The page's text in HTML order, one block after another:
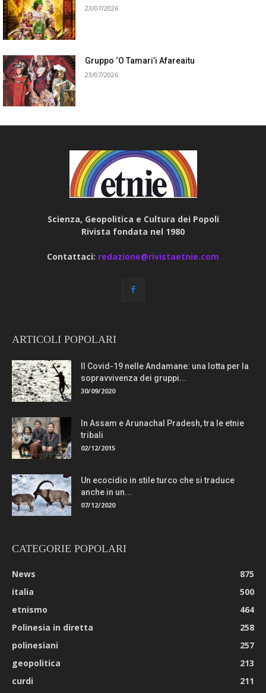
23/07/2026
Gruppo ‘O Tamari’i Afareaitu
23/07/2026
Scienza, Geopolitica e Cultura dei Popoli
Rivista fondata nel 1980
Contattaci: redazione@rivistaetnie.com
ARTICOLI POPOLARI
Il Covid-19 nelle Andamane: una lotta per la
sopravvivenza dei gruppi...
30/09/2020
In Assam e Arunachal Pradesh, tra le etnie
tribali
02/12/2015
Un ecocidio in stile turco che si traduce
anche in un...
07/12/2020
CATEGORIE POPOLARI
News
875
italia
500
etnismo
464
Polinesia in diretta
258
polinesiani
257
geopolitica
213
curdi
211